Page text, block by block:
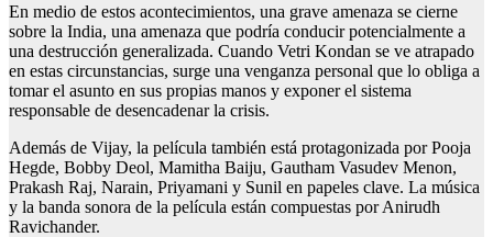
En medio de estos acontecimientos, una grave amenaza se cierne
sobre la India, una amenaza que podría conducir potencialmente a
una destrucción generalizada. Cuando Vetri Kondan se ve atrapado
en estas circunstancias, surge una venganza personal que lo obliga a
tomar el asunto en sus propias manos y exponer el sistema
responsable de desencadenar la crisis.
Además de Vijay, la película también está protagonizada por Pooja
Hegde, Bobby Deol, Mamitha Baiju, Gautham Vasudev Menon,
Prakash Raj, Narain, Priyamani y Sunil en papeles clave. La música
y la banda sonora de la película están compuestas por Anirudh
Ravichander.